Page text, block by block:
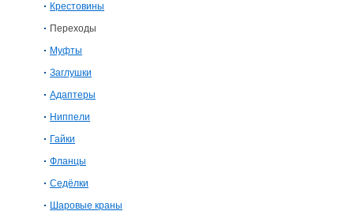
Крестовины
Переходы
Муфты
Заглушки
Адаптеры
Ниппели
Гайки
Фланцы
Седёлки
Шаровые краны